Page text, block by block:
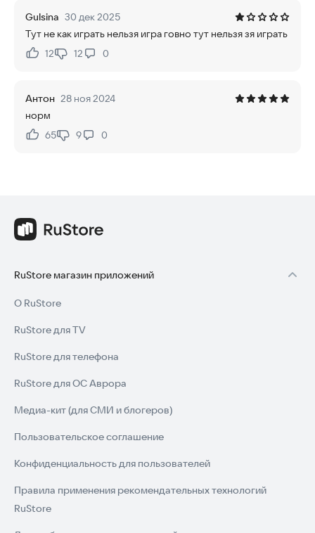
Gulsina 30 дек 2025
Тут не как играть нельзя игра говно тут нельзя зя играть
Нравится:
12Не нравится:
12 0
Антон 28 ноя 2024
норм
Нравится:
65Не нравится:
9 0
RuStore магазин приложений
О RuStore
RuStore для TV
RuStore для телефона
RuStore для ОС Аврора
Медиа-кит (для СМИ и блогеров)
Пользовательское соглашение
Конфиденциальность для пользователей
Правила применения рекомендательных технологий
RuStore